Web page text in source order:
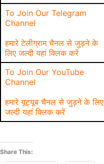
To Join Our Telegram
Channel
हमारे टेलीग्राम चैनल से जुड़ने के
लिए जल्दी यहां क्लिक करें
To Join Our YouTube
Channel
हमारे यूट्यूब चैनल से जुड़ने के लिए
जल्दी यहां क्लिक करें
Share This: